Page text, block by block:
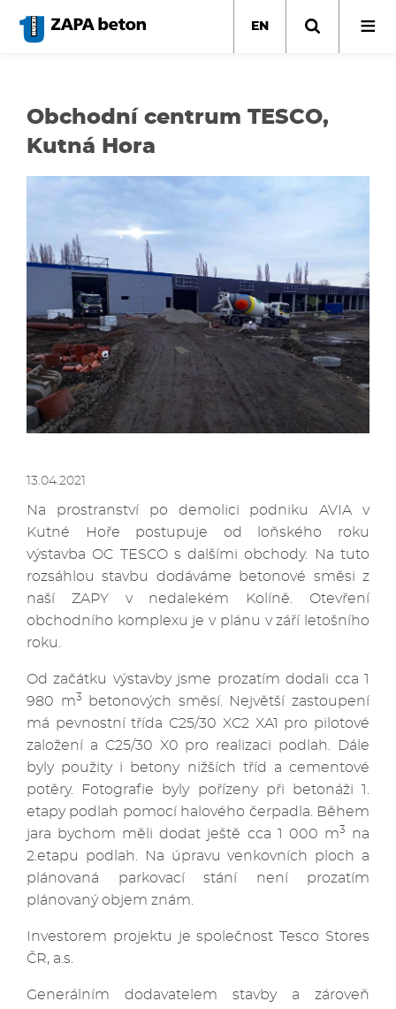
main
EN
Obchodní centrum TESCO,
Kutná Hora
13.04.2021
Na prostranství po demolici podniku AVIA v
Kutné Hoře postupuje od loňského roku
výstavba OC TESCO s dalšími obchody. Na tuto
rozsáhlou stavbu dodáváme betonové směsi z
naší ZAPY v nedalekém Kolíně. Otevření
obchodního komplexu je v plánu v září letošního
roku.
Od začátku výstavby jsme prozatím dodali cca 1
980 m3
betonových směsí. Největší zastoupení
má pevnostní třída C25/30 XC2 XA1 pro pilotové
založení a C25/30 X0 pro realizaci podlah. Dále
byly použity i betony nižších tříd a cementové
potěry. Fotografie byly pořízeny při betonáži 1.
etapy podlah pomocí halového čerpadla. Během
jara bychom měli dodat ještě cca 1 000 m3
na
2.etapu podlah. Na úpravu venkovních ploch a
plánovaná parkovací stání není prozatím
plánovaný objem znám.
Investorem projektu je společnost Tesco Stores
ČR, a.s.
Generálním dodavatelem stavby a zároveň